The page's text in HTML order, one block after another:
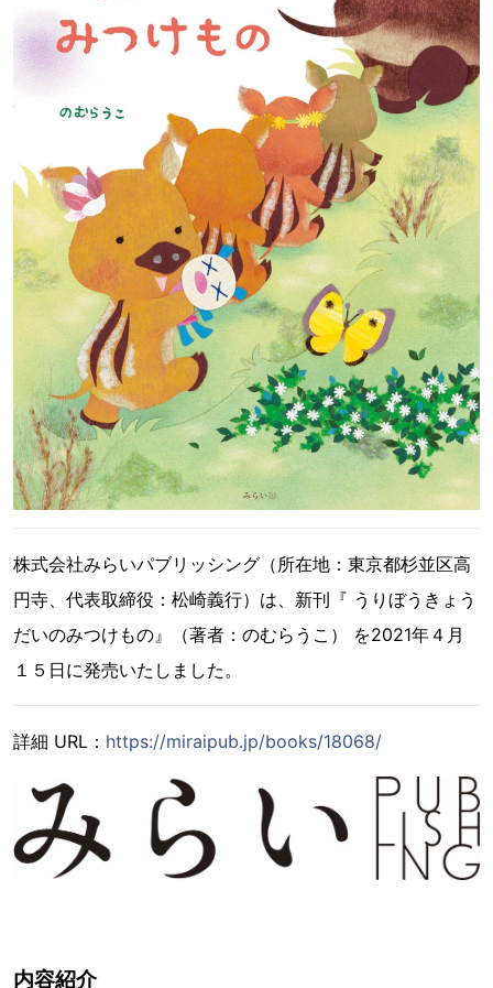
株式会社みらいパブリッシング（所在地：東京都杉並区高
円寺、代表取締役：松崎義行）は、新刊『 うりぼうきょう
だいのみつけもの』（著者：のむらうこ） を2021年４月
１５日に発売いたしました。
詳細 URL： https://miraipub.jp/books/18068/
内容紹介